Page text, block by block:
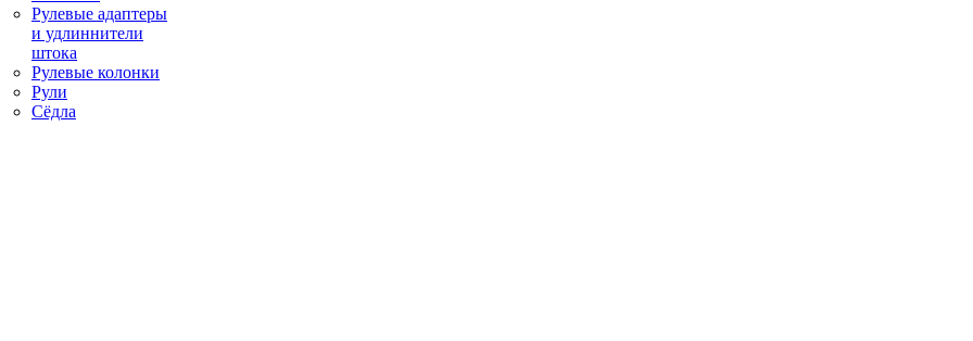
Рулевые адаптеры
и удлиннители
штока
Рулевые колонки
Рули
Сёдла